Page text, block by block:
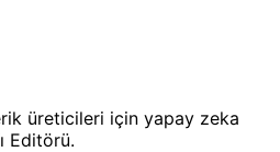
üreticileri için yapay zeka
Editörü.